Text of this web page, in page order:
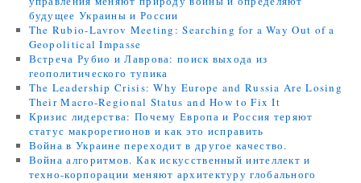
будущее Украины и России
The Rubio-Lavrov Meeting: Searching for a Way Out of a
Geopolitical Impasse
Встреча Рубио и Лаврова: поиск выхода из
геополитического тупика
The Leadership Crisis: Why Europe and Russia Are Losing
Their Macro-Regional Status and How to Fix It
Кризис лидерства: Почему Европа и Россия теряют
статус макрорегионов и как это исправить
Война в Украине переходит в другое качество.
Война алгоритмов. Как искусственный интеллект и
техно-корпорации меняют архитектуру глобального